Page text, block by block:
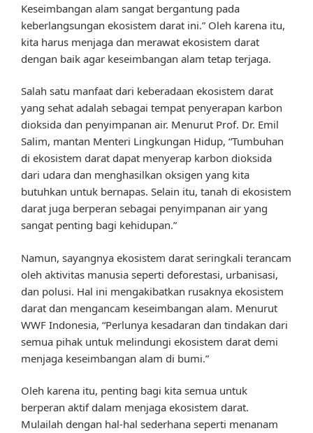
Keseimbangan alam sangat bergantung pada
keberlangsungan ekosistem darat ini.” Oleh karena itu,
kita harus menjaga dan merawat ekosistem darat
dengan baik agar keseimbangan alam tetap terjaga.
Salah satu manfaat dari keberadaan ekosistem darat
yang sehat adalah sebagai tempat penyerapan karbon
dioksida dan penyimpanan air. Menurut Prof. Dr. Emil
Salim, mantan Menteri Lingkungan Hidup, “Tumbuhan
di ekosistem darat dapat menyerap karbon dioksida
dari udara dan menghasilkan oksigen yang kita
butuhkan untuk bernapas. Selain itu, tanah di ekosistem
darat juga berperan sebagai penyimpanan air yang
sangat penting bagi kehidupan.”
Namun, sayangnya ekosistem darat seringkali terancam
oleh aktivitas manusia seperti deforestasi, urbanisasi,
dan polusi. Hal ini mengakibatkan rusaknya ekosistem
darat dan mengancam keseimbangan alam. Menurut
WWF Indonesia, “Perlunya kesadaran dan tindakan dari
semua pihak untuk melindungi ekosistem darat demi
menjaga keseimbangan alam di bumi.”
Oleh karena itu, penting bagi kita semua untuk
berperan aktif dalam menjaga ekosistem darat.
Mulailah dengan hal-hal sederhana seperti menanam